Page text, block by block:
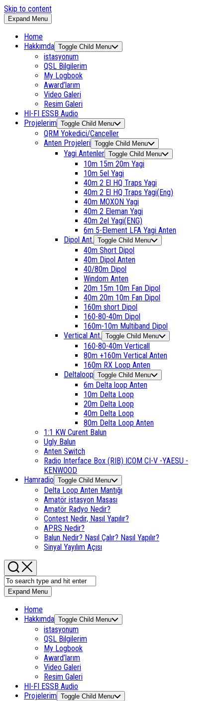
Skip to content
Expand Menu
Home
Hakkımda Toggle Child Menu
istasyonum
QSL Bilgilerim
My Logbook
Award’larım
Video Galeri
Resim Galeri
HI-FI ESSB Audio
Projelerim Toggle Child Menu
QRM Yokedici/Canceller
Anten Projeleri Toggle Child Menu
Yagi Antenler Toggle Child Menu
10m 15m 20m Yagi
10m 5el Yagi
40m 2 El HQ Traps Yagi
40m 2 El HQ Traps Yagi(Eng)
40m MOXON Yagi
40m 2 Eleman Yagi
40m 2el Yagi(ENG)
6m 5-Element LFA Yagi Anten
Dipol Ant. Toggle Child Menu
40m Short Dipol
40m Dipol Anten
40/80m Dipol
Windom Anten
20m 15m 10m Fan Dipol
40m 20m 10m Fan Dipol
160m short Dipol
160-80-40m Dipol
160m-10m Multiband Dipol
Vertical Ant. Toggle Child Menu
160-80-40m Verticall
80m +160m Vertical Anten
160m RX Loop Anten
Deltaloop Toggle Child Menu
6m Delta loop Anten
10m Delta Loop
20m Delta Loop
40m Delta Loop
80m Delta Loop Anten
1:1 KW Curent Balun
Ugly Balun
Anten Switch
Radio Interface Box (RIB) ICOM CI-V -YAESU -
KENWOOD
Hamradio Toggle Child Menu
Delta Loop Anten Mantığı
Amatör istasyon Masası
Amatör Radyo Nedir?
Contest Nedir, Nasıl Yapılır?
APRS Nedir?
Balun Nedir? Nasıl Çalır? Nasıl Yapılır?
Sinyal Yayılım Açısı
Expand Menu
Home
Hakkımda Toggle Child Menu
istasyonum
QSL Bilgilerim
My Logbook
Award’larım
Video Galeri
Resim Galeri
HI-FI ESSB Audio
Projelerim Toggle Child Menu